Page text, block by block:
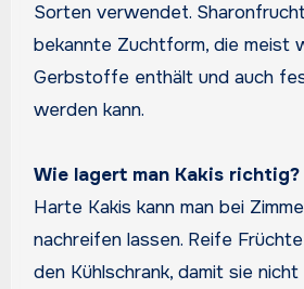
Sorten verwendet.
bekannte Zuchtform, die meist
Gerbstoffe enthält und auch
werden kann.
Wie lagert man Kakis richtig?
Harte Kakis kann man bei
nachreifen lassen. Reife
den Kühlschrank, damit sie